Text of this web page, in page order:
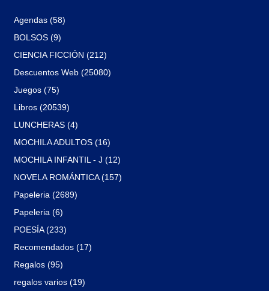
Agendas (58)
BOLSOS (9)
CIENCIA FICCIÓN (212)
Descuentos Web (25080)
Juegos (75)
Libros (20539)
LUNCHERAS (4)
MOCHILA ADULTOS (16)
MOCHILA INFANTIL - J (12)
NOVELA ROMÁNTICA (157)
Papeleria (2689)
Papeleria (6)
POESÍA (233)
Recomendados (17)
Regalos (95)
regalos varios (19)